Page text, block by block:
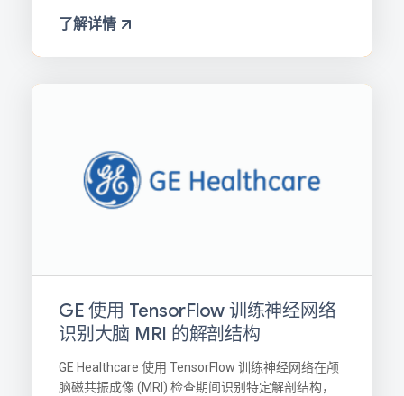
了解详情
GE 使用 TensorFlow 训练神经网络
识别大脑 MRI 的解剖结构
GE Healthcare 使用 TensorFlow 训练神经网络在颅
脑磁共振成像 (MRI) 检查期间识别特定解剖结构，